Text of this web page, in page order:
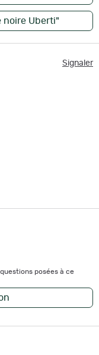
noire Uberti"
Signaler
posées à ce